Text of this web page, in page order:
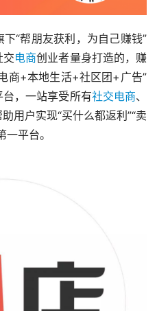
下“帮朋友获利，为自己赚钱”
交电商创业者量身打造的，赚
商+本地生活+社区团+广告”
，一站享受所有社交电商、
用户实现“买什么都返利”“卖
平台。